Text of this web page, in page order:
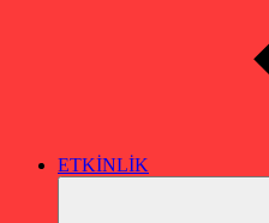
ETKİNLİK